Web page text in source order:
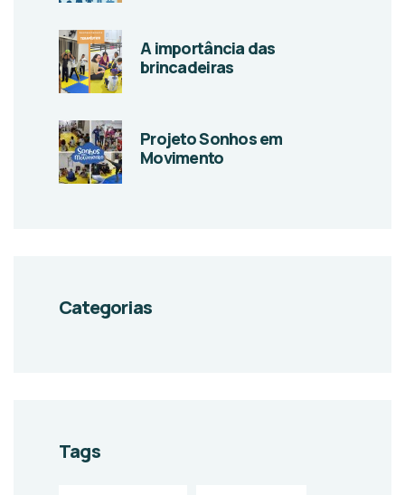
A importância das
brincadeiras
Projeto Sonhos em
Movimento
Categorias
Tags